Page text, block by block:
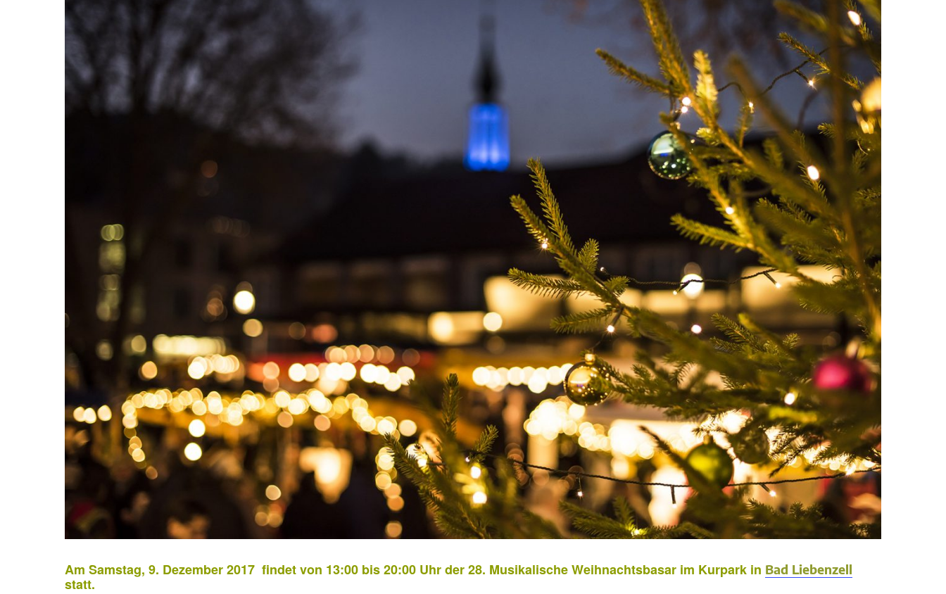
Am Samstag, 9. Dezember 2017 findet von 13:00 bis 20:00 Uhr der 28. Musikalische Weihnachtsbasar im Kurpark in Bad Liebenzell
statt.